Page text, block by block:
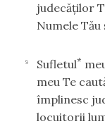
judecăţilor
Numele Tău
9 Sufletul*
meu Te
împlinesc
locuitorii